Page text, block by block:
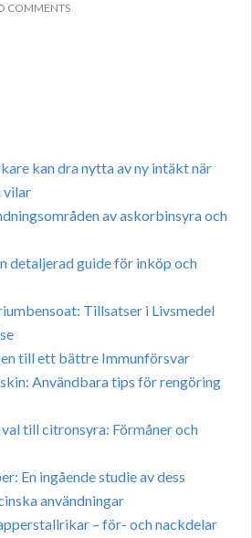
COMMENTS
kan dra nytta av ny intäkt när
vilar
av askorbinsyra och
detaljerad guide för inköp och
Tillsatser i Livsmedel
till ett bättre Immunförsvar
Användbara tips för rengöring
till citronsyra: Förmåner och
En ingående studie av dess
användningar
– för- och nackdelar